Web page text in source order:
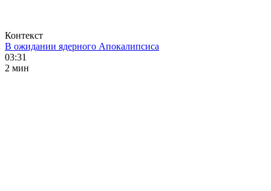
Контекст
В ожидании ядерного Апокалипсиса
03:31
2 мин